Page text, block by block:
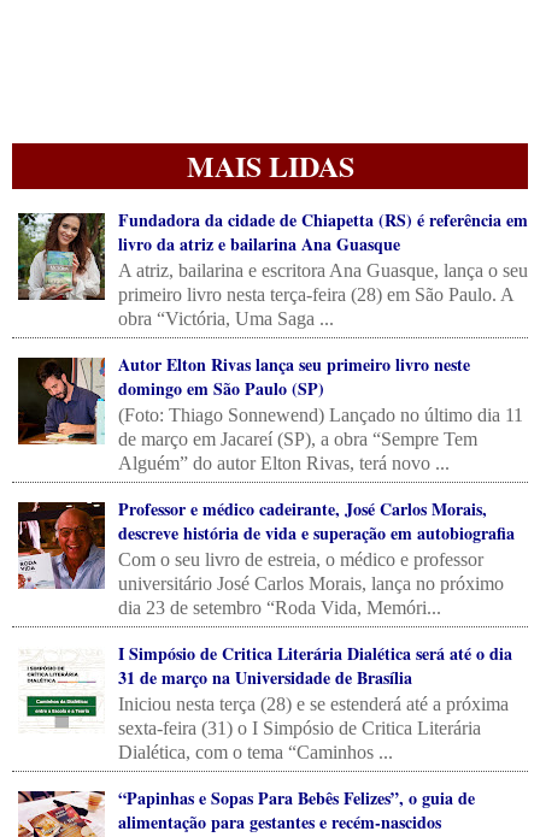
MAIS LIDAS
Fundadora da cidade de Chiapetta (RS) é referência em
livro da atriz e bailarina Ana Guasque
A atriz, bailarina e escritora Ana Guasque, lança o seu
primeiro livro nesta terça-feira (28) em São Paulo. A
obra “Victória, Uma Saga ...
Autor Elton Rivas lança seu primeiro livro neste
domingo em São Paulo (SP)
(Foto: Thiago Sonnewend) Lançado no último dia 11
de março em Jacareí (SP), a obra “Sempre Tem
Alguém” do autor Elton Rivas, terá novo ...
Professor e médico cadeirante, José Carlos Morais,
descreve história de vida e superação em autobiografia
Com o seu livro de estreia, o médico e professor
universitário José Carlos Morais, lança no próximo
dia 23 de setembro “Roda Vida, Memóri...
I Simpósio de Critica Literária Dialética será até o dia
31 de março na Universidade de Brasília
Iniciou nesta terça (28) e se estenderá até a próxima
sexta-feira (31) o I Simpósio de Critica Literária
Dialética, com o tema “Caminhos ...
“Papinhas e Sopas Para Bebês Felizes”, o guia de
alimentação para gestantes e recém-nascidos